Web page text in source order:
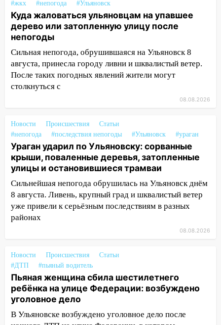
14:16 Шторм продолжает ломать город:
на улице Любови Шевцовой рухнул
светофор
14:14 Студента из Ульяновска обманули
мошенники под видом преподавателя
14:12 Куда жаловаться ульяновцам на
упавшее дерево или затопленную улицу
13:59
В Новом городе ураганным
ветром сорвало опалубку со
строящегося дома
13:54 В мэрии Ульяновска рассказали,
как устраняют последствия мощного
шторма
13:49 Стихия продолжает крушить
Ульяновск: дерево рухнуло на дом на
Орджоникидзе
ветром вырвало дерево с корнем
13:46
Сильный ветер сорвал крышу с
СТО на проспекте Созидателей
13:35 Непогода продолжает бить по
транспорту: в Ульяновске трамвай
сошёл с рельсов
#жкх
#непогода #Ульяновск
Куда жаловаться ульяновцам на упавшее
дерево или затопленную улицу после
непогоды
Сильная непогода, обрушившаяся на Ульяновск 8
августа, принесла городу ливни и шквалистый ветер.
После таких погодных явлений жители могут
столкнуться с
08.08.2026
Новости Происшествия
Статьи
#непогода
#последствия непогоды #Ульяновск #ураган
Ураган ударил по Ульяновску: сорванные
крыши, поваленные деревья, затопленные
улицы и остановившиеся трамваи
Сильнейшая непогода обрушилась на Ульяновск днём
8 августа. Ливень, крупный град и шквалистый ветер
уже привели к серьёзным последствиям в разных
районах
08.08.2026
Новости Происшествия
Статьи
#ДТП
#пьяный водитель
Пьяная женщина сбила шестилетнего
ребёнка на улице Федерации: возбуждено
уголовное дело
В Ульяновске возбуждено уголовное дело после